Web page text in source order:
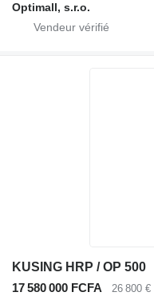
Optimall, s.r.o.
KUSING HRP / OP 500
17 580 000 FCFA
26 800 €